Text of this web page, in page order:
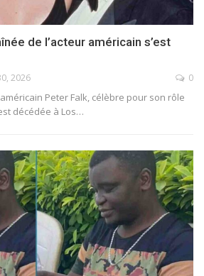
de l’acteur américain s’est
2026 0
Peter Falk, célèbre pour son rôle
décédée à Los…